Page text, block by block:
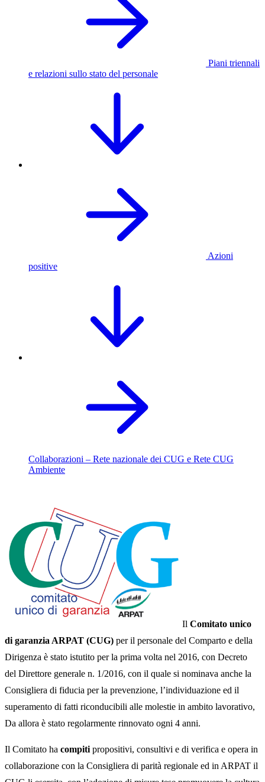
Piani triennali
e relazioni sullo stato del personale
Azioni
positive
Collaborazioni – Rete nazionale dei CUG e Rete CUG
Ambiente
Il Comitato unico
di garanzia ARPAT (CUG) per il personale del Comparto e della
Dirigenza è stato istutito per la prima volta nel 2016, con Decreto
del Direttore generale n. 1/2016, con il quale si nominava anche la
Consigliera di fiducia per la prevenzione, l’individuazione ed il
superamento di fatti riconducibili alle molestie in ambito lavorativo,
Da allora è stato regolarmente rinnovato ogni 4 anni.
Il Comitato ha compiti propositivi, consultivi e di verifica e opera in
collaborazione con la Consigliera di parità regionale ed in ARPAT il